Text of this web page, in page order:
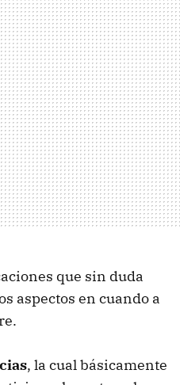
que sin duda
aspectos en cuando a
, la cual básicamente